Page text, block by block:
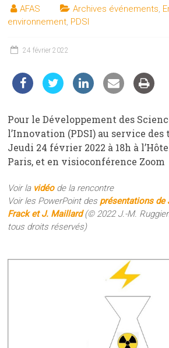
les
techniques
du
AFAS Archives événements,
environnement, PDSI
24 février 2022
Pour le Développement des
l’Innovation (PDSI) au service
Jeudi 24 février 2022 à 18h à
Paris, et en visioconférence Zoom
Voir la vidéode la rencontre
Voir les PowerPoint des présentations de
Frack et J. Maillard(© 2022 J.-M.
tous droits réservés)